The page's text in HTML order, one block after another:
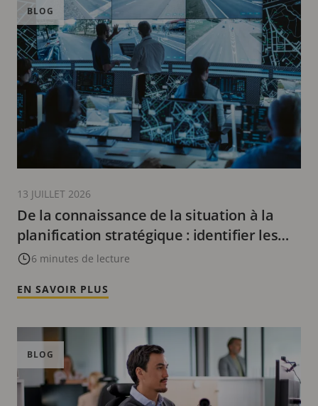
De la connaissance de la situation à la
planification stratégique : identifier les
tendances dans les données existantes
6 minutes de lecture
BLOG
13 JUILLET 2026
EN SAVOIR PLUS
BLOG